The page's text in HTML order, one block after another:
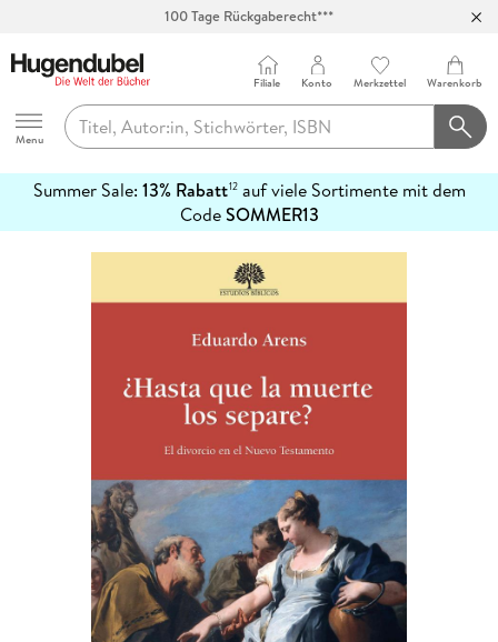
100 Tage Rückgaberecht***
Hugendubel
Menu
Filiale Konto Merkzettel Warenkorb
Summer Sale: 13% Rabatt12auf viele Sortimente mit dem
CodeSOMMER13
erfahren